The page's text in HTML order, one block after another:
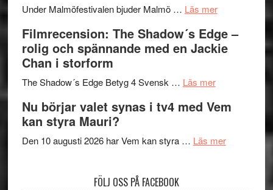
på
Roland
Pöntinen
Artipelag
Under Malmöfestivalen bjuder Malmö … Läs merom
bjuder
in
samtal
teater
Filmrecension: The Shadow´s Edge –
rolig och spännande med en Jackie
Chan i storform
The Shadow´s Edge Betyg 4 Svensk … Läs merom
The
´s
Nu börjar valet synas i tv4 med Vem
kan styra Mauri?
Den 10 augusti 2026 har Vem kan styra … Läs merom
FÖLJ OSS PÅ FACEBOOK